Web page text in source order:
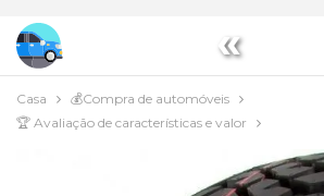
«
Casa
💰Compra de automóveis
🏆 Avaliação de características e valor